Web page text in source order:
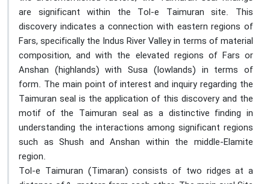
are significant within the Tol-e Taimuran site. This
discovery indicates a connection with eastern regions of
Fars, specifically the Indus River Valley in terms of material
composition, and with the elevated regions of Fars or
Anshan (highlands) with Susa (lowlands) in terms of
form. The main point of interest and inquiry regarding the
Taimuran seal is the application of this discovery and the
motif of the Taimuran seal as a distinctive finding in
understanding the interactions among significant regions
such as Shush and Anshan within the middle-Elamite
region.
Tol-e Taimuran (Timaran) consists of two ridges at a